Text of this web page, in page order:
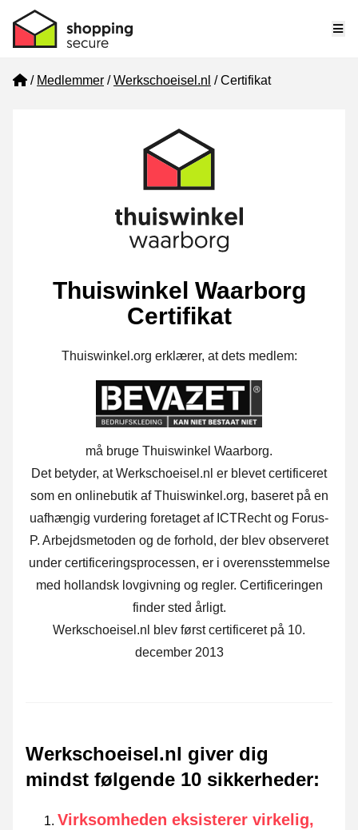
Home
Medlemmer Werkschoeisel.nl Certifikat
Thuiswinkel Waarborg
Certifikat
Thuiswinkel.org erklærer, at dets medlem:
må bruge Thuiswinkel Waarborg.
Det betyder, at Werkschoeisel.nl er blevet certificeret
som en onlinebutik af Thuiswinkel.org, baseret på en
uafhængig vurdering foretaget af ICTRecht og Forus-
P. Arbejdsmetoden og de forhold, der blev observeret
under certificeringsprocessen, er i overensstemmelse
med hollandsk lovgivning og regler. Certificeringen
finder sted årligt.
Werkschoeisel.nl blev først certificeret på 10.
december 2013
Werkschoeisel.nl giver dig
mindst følgende 10 sikkerheder:
Virksomheden eksisterer virkelig,